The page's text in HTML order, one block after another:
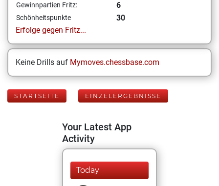
Gewinnpartien Fritz: 6
Schönheitspunkte
30
Erfolge gegen Fritz...
Keine Drills auf Mymoves.chessbase.com
STARTSEITE EINZELERGEBNISSE
Your Latest App
Activity
Today